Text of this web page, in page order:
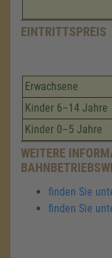
EINTRITTSPREIS
Erwachsene
Kinder 6–14 Jahre
Kinder 0–5 Jahre
WEITERE
finden Sie
finden Sie